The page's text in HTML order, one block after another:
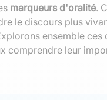
marqueurs d'oralité.
le discours plus
ensemble ces
comprendre leur